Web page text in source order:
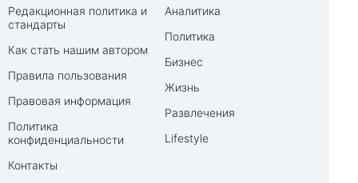
Редакционная политика и
стандарты
Как стать нашим автором
Правила пользования
Правовая информация
Политика
конфиденциальности
Контакты
Аналитика
Политика
Бизнес
Жизнь
Развлечения
Lifestyle